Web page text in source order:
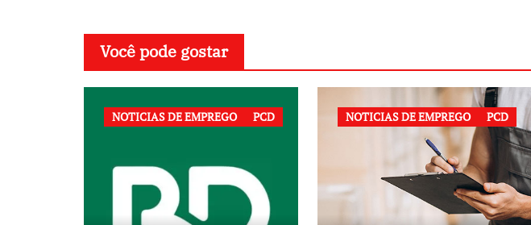
Você pode gostar
NOTICIAS DE EMPREGO PCD NOTICIAS DE EMPREGO PCD